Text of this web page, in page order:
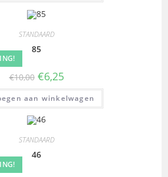
STANDAARD
85
€10,00 €6,25
aan winkelwagen
STANDAARD
46